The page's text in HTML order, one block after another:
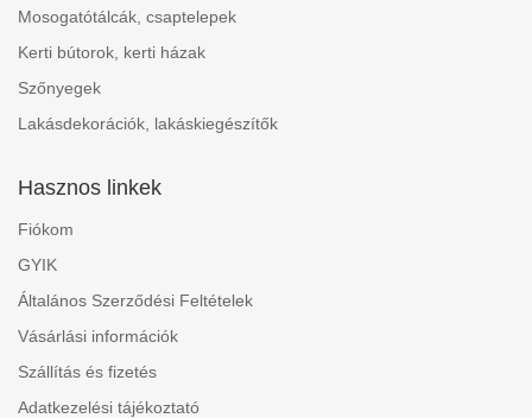
Mosogatótálcák, csaptelepek
Kerti bútorok, kerti házak
Szőnyegek
Lakásdekorációk, lakáskiegészítők
Hasznos linkek
Fiókom
GYIK
Általános Szerződési Feltételek
Vásárlási információk
Szállítás és fizetés
Adatkezelési tájékoztató